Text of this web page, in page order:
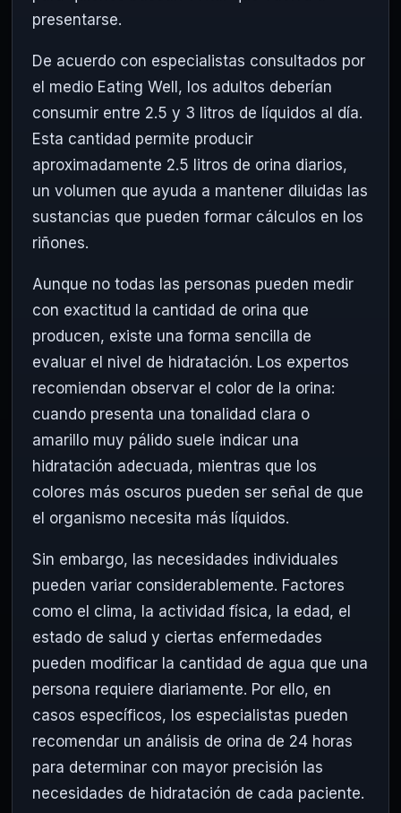
presentarse.
De acuerdo con especialistas consultados por
el medio Eating Well, los adultos deberían
consumir entre 2.5 y 3 litros de líquidos al día.
Esta cantidad permite producir
aproximadamente 2.5 litros de orina diarios,
un volumen que ayuda a mantener diluidas las
sustancias que pueden formar cálculos en los
riñones.
Aunque no todas las personas pueden medir
con exactitud la cantidad de orina que
producen, existe una forma sencilla de
evaluar el nivel de hidratación. Los expertos
recomiendan observar el color de la orina:
cuando presenta una tonalidad clara o
amarillo muy pálido suele indicar una
hidratación adecuada, mientras que los
colores más oscuros pueden ser señal de que
el organismo necesita más líquidos.
Sin embargo, las necesidades individuales
pueden variar considerablemente. Factores
como el clima, la actividad física, la edad, el
estado de salud y ciertas enfermedades
pueden modificar la cantidad de agua que una
persona requiere diariamente. Por ello, en
casos específicos, los especialistas pueden
recomendar un análisis de orina de 24 horas
para determinar con mayor precisión las
necesidades de hidratación de cada paciente.